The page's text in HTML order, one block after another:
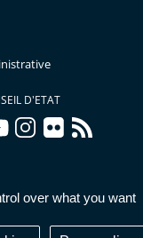
over what you want
D'ETAT
instagram
flickr rss
Données
-Accessibilité :